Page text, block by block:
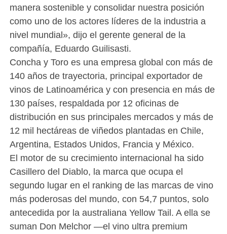
manera sostenible y consolidar nuestra posición
como uno de los actores líderes de la industria a
nivel mundial», dijo el gerente general de la
compañía, Eduardo Guilisasti.
Concha y Toro es una empresa global con más de
140 años de trayectoria, principal exportador de
vinos de Latinoamérica y con presencia en más de
130 países, respaldada por 12 oficinas de
distribución en sus principales mercados y más de
12 mil hectáreas de viñedos plantadas en Chile,
Argentina, Estados Unidos, Francia y México.
El motor de su crecimiento internacional ha sido
Casillero del Diablo, la marca que ocupa el
segundo lugar en el ranking de las marcas de vino
más poderosas del mundo, con 54,7 puntos, solo
antecedida por la australiana Yellow Tail. A ella se
suman Don Melchor —el vino ultra premium